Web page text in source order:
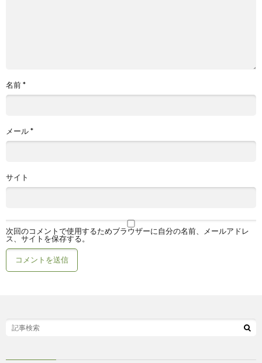
名前*
メール*
サイト
次回のコメントで使用するためブラウザーに自分の名前、メールアドレ
ス、サイトを保存する。